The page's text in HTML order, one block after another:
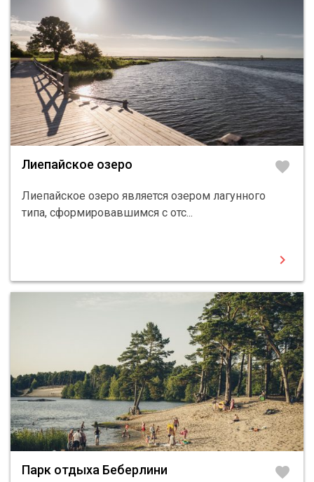
Лиепайское озеро favorite
Лиепайское озеро является озером лагунного
типа, сформировавшимся с отс...
chevron_right
Парк отдыха Беберлини favorite